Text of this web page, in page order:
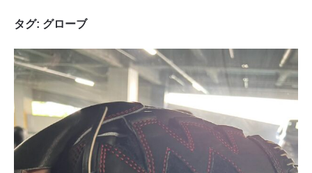
タグ: グローブ